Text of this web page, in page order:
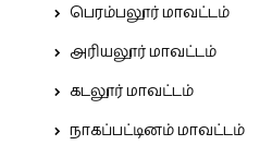
பெரம்பலூர் மாவட்டம்
அரியலூர் மாவட்டம்
கடலூர் மாவட்டம்
நாகப்பட்டினம் மாவட்டம்